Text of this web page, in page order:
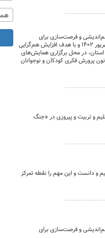
و فرصت‌سازی برای
آینده‌سازان ایران اسلامی، گردهم‌هم‌آمدند. این نشست هم‌اندیشی صبح روز چهارشنبه، ۲۲ شهریور ۱۴۰۲ و با هدف افزایش هم‌گرایی
در محل برگزاری همایش‌های
پرورش فکری کودکان و نوجوانان
و تربیت و پیروزی در «جنگ
و دانست و این مهم را نقطه تمرکز
و فرصت‌سازی برای